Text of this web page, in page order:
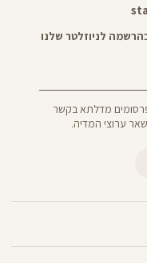
מדלתא בקשר